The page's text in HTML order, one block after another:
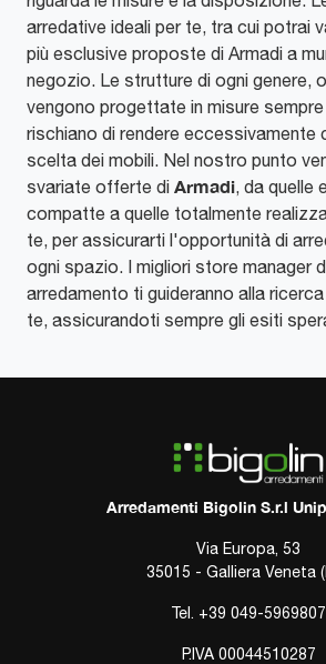
arredative ideali per te, tra cui potrai
più esclusive proposte di Armadi a
negozio. Le strutture di ogni genere,
vengono progettate in misure
rischiano di rendere eccessivamente
scelta dei mobili. Nel nostro punto
svariate offerte di Armadi, da quelle
compatte a quelle totalmente
te, per assicurarti l'opportunità di
ogni spazio. I migliori store manager
arredamento ti guideranno alla
te, assicurandoti sempre gli esiti
Arredamenti Bigolin S.r.l
Via Europa, 53
35015 - Galliera Veneta
Tel. +39 049-5969807
P.IVA 00044510287